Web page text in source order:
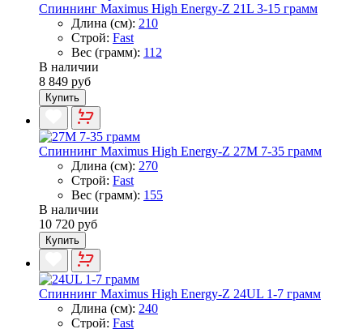
Спиннинг Maximus High Energy-Z 21L 3-15 грамм
Длина (см): 210
Строй: Fast
Вес (грамм): 112
В наличии
8 849 руб
Купить
Спиннинг Maximus High Energy-Z 27M 7-35 грамм
Длина (см): 270
Строй: Fast
Вес (грамм): 155
В наличии
10 720 руб
Купить
Спиннинг Maximus High Energy-Z 24UL 1-7 грамм
Длина (см): 240
Строй: Fast